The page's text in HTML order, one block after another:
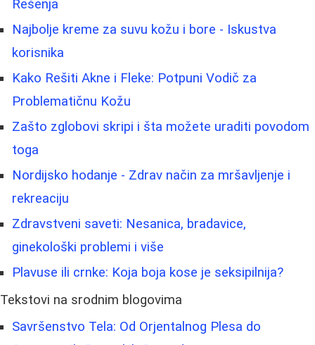
Rešenja
Najbolje kreme za suvu kožu i bore - Iskustva
korisnika
Kako Rešiti Akne i Fleke: Potpuni Vodič za
Problematičnu Kožu
Zašto zglobovi skripi i šta možete uraditi povodom
toga
Nordijsko hodanje - Zdrav način za mršavljenje i
rekreaciju
Zdravstveni saveti: Nesanica, bradavice,
ginekološki problemi i više
Plavuse ili crnke: Koja boja kose je seksipilnija?
Tekstovi na srodnim blogovima
Savršenstvo Tela: Od Orjentalnog Plesa do